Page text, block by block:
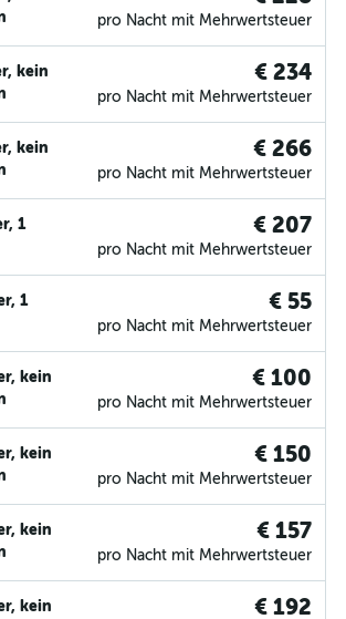
pro Nacht mit Mehrwertsteuer
kein
€ 234
pro Nacht mit Mehrwertsteuer
kein
€ 266
pro Nacht mit Mehrwertsteuer
1
€ 207
pro Nacht mit Mehrwertsteuer
1
€ 55
pro Nacht mit Mehrwertsteuer
kein
€ 100
pro Nacht mit Mehrwertsteuer
kein
€ 150
pro Nacht mit Mehrwertsteuer
kein
€ 157
pro Nacht mit Mehrwertsteuer
kein
€ 192